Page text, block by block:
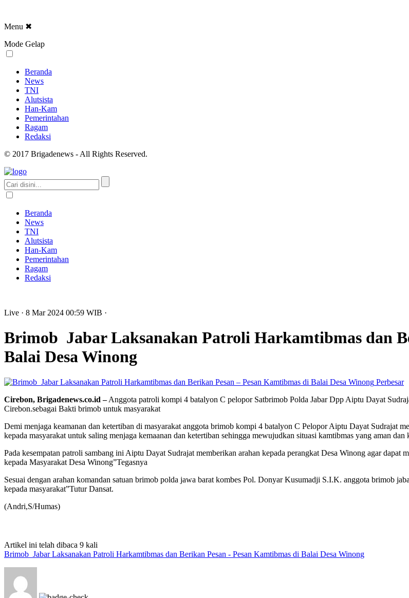
Menu ✖
Mode Gelap
Beranda
News
TNI
Alutsista
Han-Kam
Pemerintahan
Ragam
Redaksi
© 2017 Brigadenews - All Rights Reserved.
Beranda
News
TNI
Alutsista
Han-Kam
Pemerintahan
Ragam
Redaksi
Live · 8 Mar 2024 00:59 WIB ·
Brimob Jabar Laksanakan Patroli Harkamtibmas dan
Balai Desa Winong
Perbesar
Cirebon, Brigadenews.co.id –Anggota patroli kompi 4 batalyon C pelopor Satbrimob Polda Jabar Dpp Aiptu Dayat
Cirebon.sebagai Bakti brimob untuk masyarakat
Demi menjaga keamanan dan ketertiban di masyarakat anggota brimob kompi 4 batalyon C Pelopor Aiptu Dayat Sudrajat
kepada masyarakat untuk saling menjaga kemaanan dan ketertiban sehingga mewujudkan situasi kamtibmas yang aman
Pada kesempatan patroli sambang ini Aiptu Dayat Sudrajat memberikan arahan kepada perangkat Desa Winong agar
kepada Masyarakat Desa Winong”Tegasnya
Sesuai dengan arahan komandan satuan brimob polda jawa barat kombes Pol. Donyar Kusumadji S.I.K. anggota brimob
kepada masyarakat”Tutur Dansat.
(Andri,S/Humas)
Artikel ini telah dibaca 9 kali
Brimob Jabar Laksanakan Patroli Harkamtibmas dan Berikan Pesan - Pesan Kamtibmas di Balai Desa Winong